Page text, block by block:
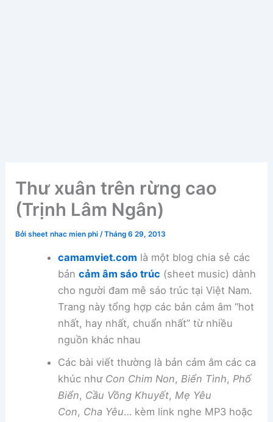
Thư xuân trên rừng cao
(Trịnh Lâm Ngân)
Bởisheet nhac mien phi/Tháng 6 29, 2013
camamviet.com là một blog chia sẻ các
bản cảm âm sáo trúc (sheet music) dành
cho người đam mê sáo trúc tại Việt Nam.
Trang này tổng hợp các bản cảm âm “hot
nhất, hay nhất, chuẩn nhất” từ nhiều
nguồn khác nhau
Các bài viết thường là bản cảm âm các ca
khúc như Con Chim Non, Biển Tình, Phố
Biển, Cầu Vồng Khuyết, Mẹ Yêu
Con, Cha Yêu… kèm link nghe MP3 hoặc